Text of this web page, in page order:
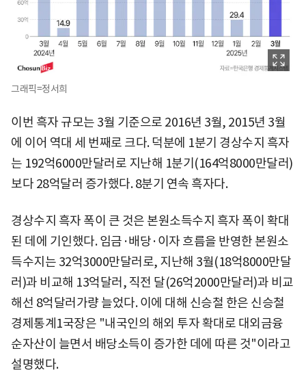
그래픽=정서희
이번 흑자 규모는 3월 기준으로 2016년 3월, 2015년 3월
에 이어 역대 세 번째로 크다. 덕분에 1분기 경상수지 흑자
는 192억6000만달러로 지난해 1분기(164억8000만달러)
보다 28억달러 증가했다. 8분기 연속 흑자다.
경상수지 흑자 폭이 큰 것은 본원소득수지 흑자 폭이 확대
된 데에 기인했다. 임금·배당·이자 흐름을 반영한 본원소
득수지는 32억3000만달러로, 지난해 3월(18억8000만달
러)과 비교해 13억달러, 직전 달(26억2000만달러)과 비교
해선 8억달러가량 늘었다. 이에 대해 신승철 한은 신승철
경제통계1국장은 "내국인의 해외 투자 확대로 대외금융
순자산이 늘면서 배당소득이 증가한 데에 따른 것"이라고
설명했다.